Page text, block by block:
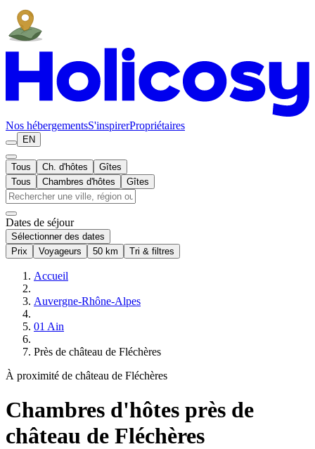
Nos hébergementsS'inspirerPropriétaires
EN
Tous Ch. d'hôtes
Gîtes
Tous
Chambres d'hôtes Gîtes
Dates de séjour
Sélectionner des dates
Prix
Voyageurs 50 km Tri & filtres
Accueil
Auvergne-Rhône-Alpes
01 Ain
Près de château de Fléchères
À proximité de château de Fléchères
Chambres d'hôtes près de
château de Fléchères